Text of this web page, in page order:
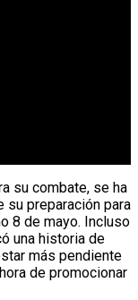
su combate, se ha
su preparación para
8 de mayo. Incluso
una historia de
más pendiente
de promocionar